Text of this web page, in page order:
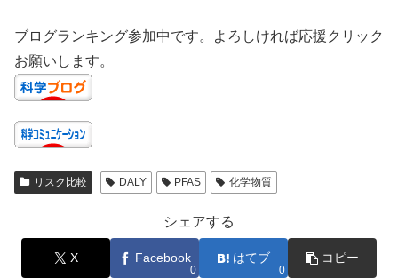
ブログランキング参加中です。よろしければ応援クリック
お願いします。
リスク比較 DALY PFAS 化学物質
シェアする
X Facebook
0
はてブ
0
コピー